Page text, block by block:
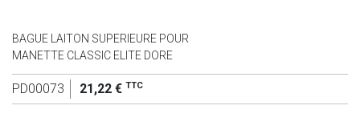
BAGUE LAITON SUPERIEURE POUR
MANETTE CLASSIC ELITE DORE
PD00073 21,22 € TTC